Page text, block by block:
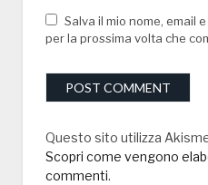
Salva il mio nome, email
per la prossima volta che
Questo sito utilizza
Scopri come vengono
commenti.